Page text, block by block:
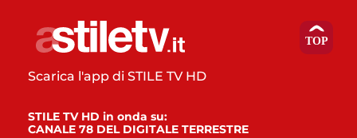
Scarica l'app di STILE TV HD
STILE TV HD in onda su:
CANALE 78 DEL DIGITALE TERRESTRE